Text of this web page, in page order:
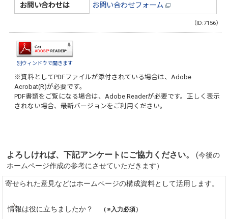
お問い合わせは
お問い合わせフォーム
（ID:7156）
別ウィンドウで開きます
※資料としてPDFファイルが添付されている場合は、 Adobe
Acrobat(R)が必要です。
PDF書類をご覧になる場合は、 Adobe Readerが必要です。正しく表示
されない場合、最新バージョンをご利用ください。